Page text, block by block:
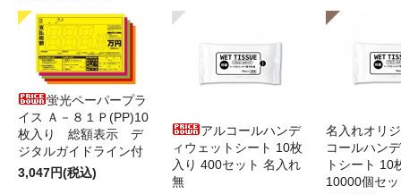
蛍光ペーパープラ
イス Ａ－８１Ｐ(PP)10
枚入り 総額表示 デ
ジタルガイドライン付
3,047円(税込)
アルコールハンデ
ィウェットシート 10枚
入り 400セット 名入れ
無
名入れオリ
コールハン
トシート 10
10000個セ